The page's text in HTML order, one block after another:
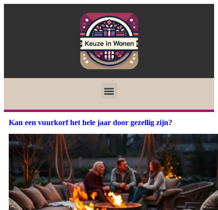
Kan een vuurkorf het hele jaar door gezellig zijn?